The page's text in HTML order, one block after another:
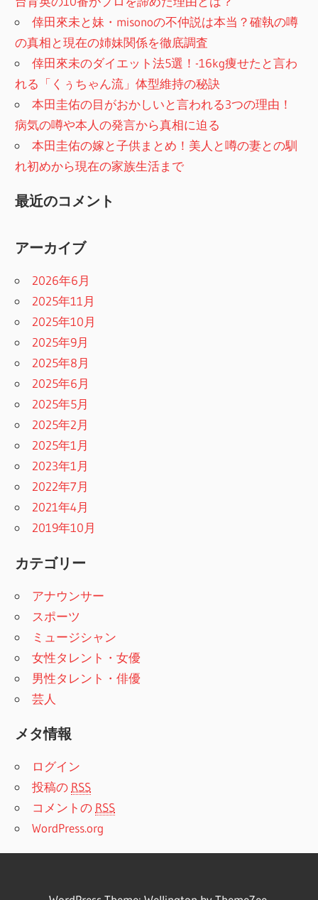
倖田來未と妹・misonoの不仲説は本当？確執の噂
の真相と現在の姉妹関係を徹底調査
倖田來未のダイエット法5選！-16kg痩せたと言わ
れる「くぅちゃん流」体型維持の秘訣
本田圭佑の目がおかしいと言われる3つの理由！
病気の噂や本人の発言から真相に迫る
本田圭佑の嫁と子供まとめ！美人と噂の妻との馴
れ初めから現在の家族生活まで
最近のコメント
アーカイブ
2026年6月
2025年11月
2025年10月
2025年9月
2025年8月
2025年6月
2025年5月
2025年2月
2025年1月
2023年1月
2022年7月
2021年4月
2019年10月
カテゴリー
アナウンサー
スポーツ
ミュージシャン
女性タレント・女優
男性タレント・俳優
芸人
メタ情報
ログイン
投稿の RSS
コメントの RSS
WordPress.org